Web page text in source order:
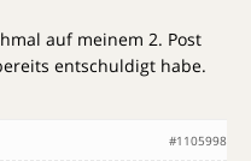
auf meinem 2. Post
entschuldigt habe.
#1105998